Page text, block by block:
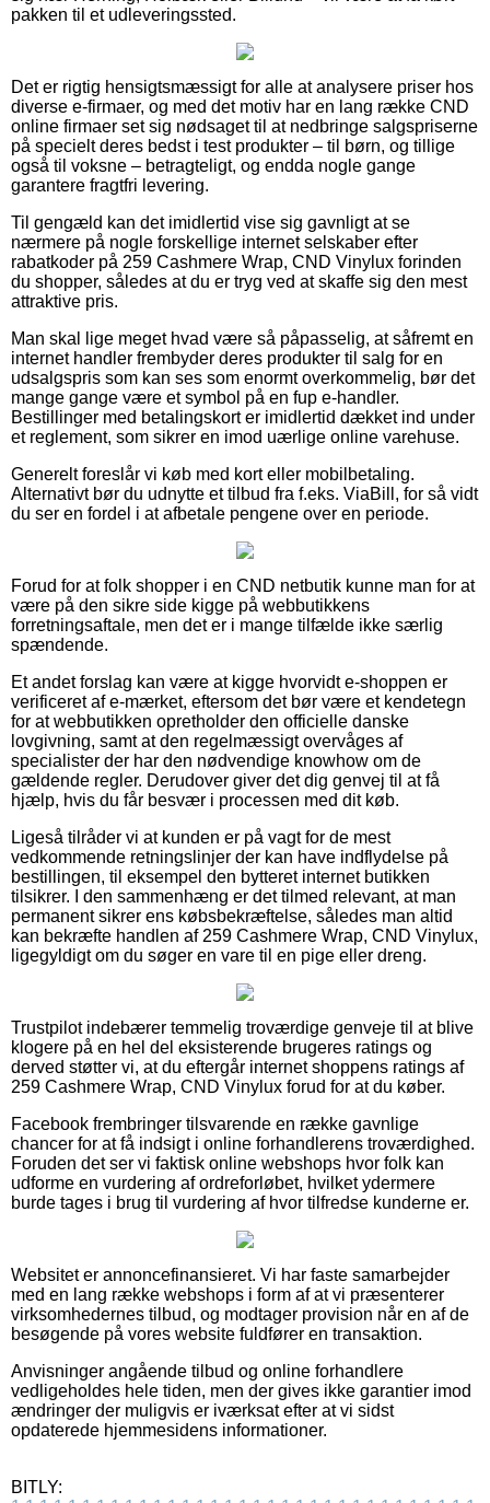
pakken til et udleveringssted.
Det er rigtig hensigtsmæssigt for alle at analysere priser hos
diverse e-firmaer, og med det motiv har en lang række CND
online firmaer set sig nødsaget til at nedbringe salgspriserne
på specielt deres bedst i test produkter – til børn, og tillige
også til voksne – betragteligt, og endda nogle gange
garantere fragtfri levering.
Til gengæld kan det imidlertid vise sig gavnligt at se
nærmere på nogle forskellige internet selskaber efter
rabatkoder på 259 Cashmere Wrap, CND Vinylux forinden
du shopper, således at du er tryg ved at skaffe sig den mest
attraktive pris.
Man skal lige meget hvad være så påpasselig, at såfremt en
internet handler frembyder deres produkter til salg for en
udsalgspris som kan ses som enormt overkommelig, bør det
mange gange være et symbol på en fup e-handler.
Bestillinger med betalingskort er imidlertid dækket ind under
et reglement, som sikrer en imod uærlige online varehuse.
Generelt foreslår vi køb med kort eller mobilbetaling.
Alternativt bør du udnytte et tilbud fra f.eks. ViaBill, for så vidt
du ser en fordel i at afbetale pengene over en periode.
Forud for at folk shopper i en CND netbutik kunne man for at
være på den sikre side kigge på webbutikkens
forretningsaftale, men det er i mange tilfælde ikke særlig
spændende.
Et andet forslag kan være at kigge hvorvidt e-shoppen er
verificeret af e-mærket, eftersom det bør være et kendetegn
for at webbutikken opretholder den officielle danske
lovgivning, samt at den regelmæssigt overvåges af
specialister der har den nødvendige knowhow om de
gældende regler. Derudover giver det dig genvej til at få
hjælp, hvis du får besvær i processen med dit køb.
Ligeså tilråder vi at kunden er på vagt for de mest
vedkommende retningslinjer der kan have indflydelse på
bestillingen, til eksempel den bytteret internet butikken
tilsikrer. I den sammenhæng er det tilmed relevant, at man
permanent sikrer ens købsbekræftelse, således man altid
kan bekræfte handlen af 259 Cashmere Wrap, CND Vinylux,
ligegyldigt om du søger en vare til en pige eller dreng.
Trustpilot indebærer temmelig troværdige genveje til at blive
klogere på en hel del eksisterende brugeres ratings og
derved støtter vi, at du eftergår internet shoppens ratings af
259 Cashmere Wrap, CND Vinylux forud for at du køber.
Facebook frembringer tilsvarende en række gavnlige
chancer for at få indsigt i online forhandlerens troværdighed.
Foruden det ser vi faktisk online webshops hvor folk kan
udforme en vurdering af ordreforløbet, hvilket ydermere
burde tages i brug til vurdering af hvor tilfredse kunderne er.
Websitet er annoncefinansieret. Vi har faste samarbejder
med en lang række webshops i form af at vi præsenterer
virksomhedernes tilbud, og modtager provision når en af de
besøgende på vores website fuldfører en transaktion.
Anvisninger angående tilbud og online forhandlere
vedligeholdes hele tiden, men der gives ikke garantier imod
ændringer der muligvis er iværksat efter at vi sidst
opdaterede hjemmesidens informationer.
BITLY: